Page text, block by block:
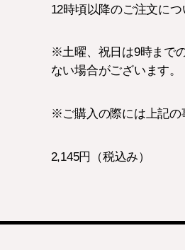
12時頃以降のご注文に
※土曜、祝日は9時まで
ない場合がございます。
※ご購入の際には上記の
2,145円（税込み）